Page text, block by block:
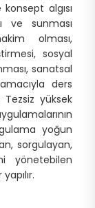
konsept algısı
ve sunması
olması,
sosyal
sanatsal
ders
Tezsiz yüksek
yoğun
sorgulayan,
yönetebilen